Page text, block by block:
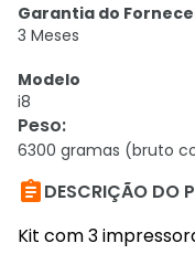
Garantia do
3 Meses
Modelo
i8
Peso:
6300 gramas (bruto
DESCRIÇÃO DO
Kit com 3